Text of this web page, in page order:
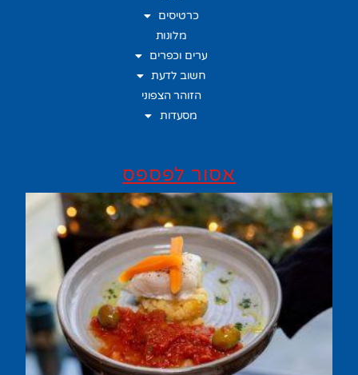
כרטיסים
מלונות
ערים וכפרים
חשוב לדעת
הזוהר הצפוני
מסעדות
אסור לפספס